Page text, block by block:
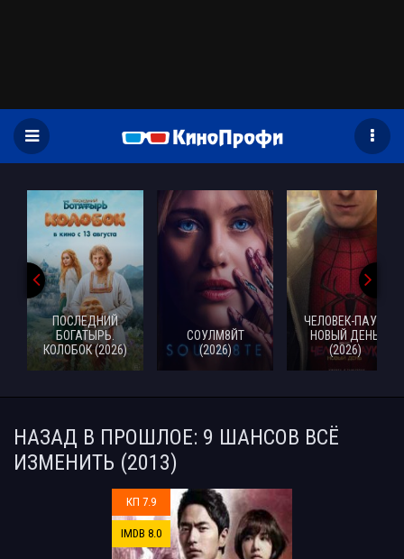
ПОСЛЕДНИЙ
БОГАТЫРЬ.
КОЛОБОК (2026)
СОУЛМ8ЙТ
(2026)
ЧЕЛОВЕК-ПАУК:
НОВЫЙ ДЕНЬ
(2026)
НАЗАД В ПРОШЛОЕ: 9 ШАНСОВ ВСЁ
ИЗМЕНИТЬ (2013)
КП 7.9
IMDB 8.0